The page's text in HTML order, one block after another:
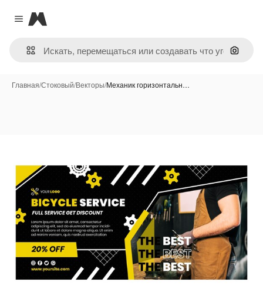
Close menu
Magnific
Поиск
Главная/Стоковый/Векторы/Механик горизонтальн…